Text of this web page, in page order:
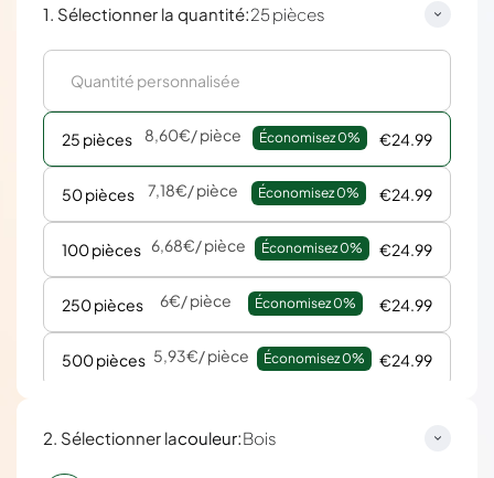
1. Sélectionner la quantité:25 pièces
25 pièces 8,60€/ pièce Économisez 0% €24.99
50 pièces 7,18€/ pièce Économisez 0% €24.99
100 pièces 6,68€/ pièce Économisez 0% €24.99
250 pièces 6€/ pièce Économisez 0% €24.99
500 pièces 5,93€/ pièce Économisez 0% €24.99
2. Sélectionner lacouleur:Bois